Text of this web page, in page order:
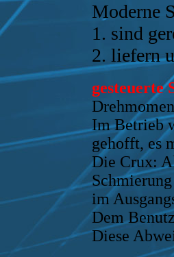
Moderne
1. sind
2. liefern
gesteuerte
Im Betrieb
gehofft, es
Die Crux:
im
Dem
Diese